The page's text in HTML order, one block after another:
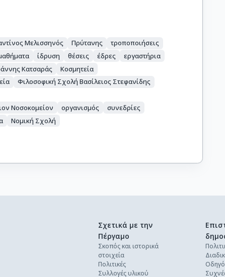
Μελισσηνός Πρύτανης
τροποποιήσεις
ίδρυση θέσεις έδρες
εργαστήρια
Κατσαράς
Κοσμητεία
Φιλοσοφική Σχολή Βασίλειος Στεφανίδης
Νοσοκομείον
οργανισμός
συνεδρίες
Νομική Σχολή
Σχετικά με την
Πέργαμο
Σκοπός και ιστορικά
στοιχεία
Πολιτικές
Συλλογές υλικού